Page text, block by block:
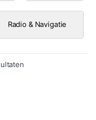
Radio & Navigatie
Gesorteerd op